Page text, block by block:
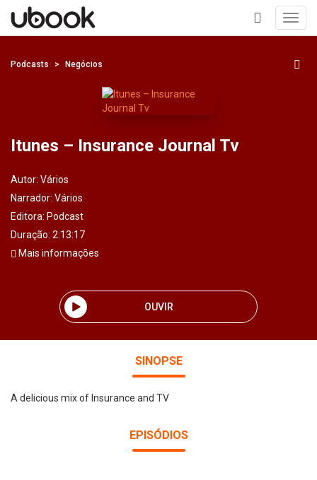
+
Podcasts Negócios
Itunes – Insurance Journal Tv
Autor: Vários
Narrador: Vários
Editora: Podcast
Duração: 2:13:17
Mais informações
OUVIR
SINOPSE
A delicious mix of Insurance and TV
EPISÓDIOS